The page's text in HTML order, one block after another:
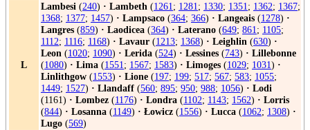
L
Lambesi (240) · Lambeth (1261; 1281; 1330; 1351; 1362; 1367;
1368; 1377; 1457) · Lampsaco (364; 366) · Langeais (1278) ·
Langres (859) · Laodicea (364) · Laterano (649; 861; 1105;
1112; 1116; 1168) · Lavaur (1213; 1368) · Leighlin (630) ·
Leon (1020; 1090) · Lerida (524) · Lessines (743) · Lillebonne
(1080) · Lima (1551; 1567; 1583) · Limoges (1029; 1031) ·
Linlithgow (1553) · Lione (197; 199; 517; 567; 583; 1055;
1449; 1527) · Llandaff (560; 895; 950; 988; 1056) · Lodi
(1161) · Lombez (1176) · Londra (1102; 1143; 1562) · Lorris
(844) · Losanna (1149) · Łowicz (1556) · Lucca (1062; 1308) ·
Lugo (569)